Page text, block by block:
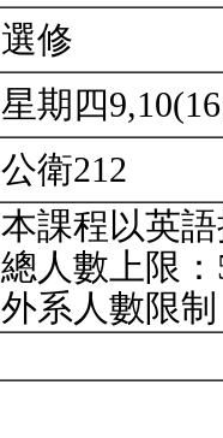
選修
星期四
公衛212
本課程以英
總人數上限：
外系人數限制